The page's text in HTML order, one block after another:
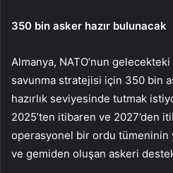
350 bin asker hazır bulunacak
Almanya, NATO’nun gelecekteki
savunma stratejisi için 350 bin
hazırlık seviyesinde tutmak
2025’ten itibaren ve 2027’den
operasyonel bir ordu tümeninin
ve gemiden oluşan askeri